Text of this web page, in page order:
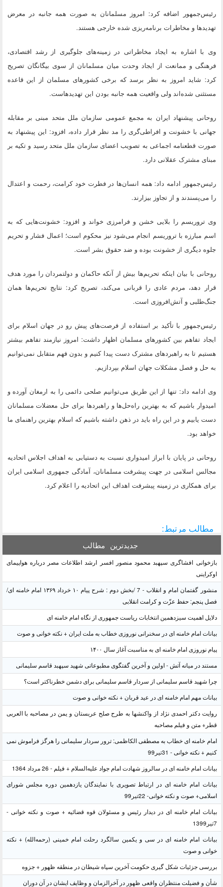
رئیس‌جمهور اضافه کرد: امروز مسلمانان به صورت همه جانبه در معرض
تهدیدها و مخاطرات برنامه‌ریزی شده خارجی هستند.
وی با اشاره به ایجاد مخاطراتی در زمینه‌های جلوگیری از رشد اقتصادی،
فرهنگی و ممانعت از ایجاد وحدت میان مسلمانان از سوی بیگانگان تصریح
کرد: شاید امروز به نظر برسد که برخی کشورهای مسلمان از این قاعده
مستثنی شده‌اند ولی واقعیت همه جانبه بودن این تهدیدهاست.
روحانی پیشنهاد ایران به مجمع عمومی سازمان ملل متحد مبنی بر مقابله
جهانی با خشونت و افراطی‌گری را مد نظر قرار داده، افزود: این پیشنهاد به
صورت قطعنامه اجماعی به تصویب اعضای سازمان ملل متحد رسید و تکیه بر
مبنای مشترک عقلانی دارد.
رئیس‌جمهور ادامه داد: همه انسان‌ها در فطرت خود کرامت، رحمت و اعتدال
را می‌پسندند و از تجاوز بیزارند.
وی تروریسم را بلایی خشن و فرامرزی خواند و افزود: خشونت‌هایی که به
اسم مبارزه با تروریسم انجام می‌شود نیز محکوم است؛ اعمال فشار و تحریم
جلوه دیگری از خشونت بوده و ضد حقوق بشر است.
روحانی با بیان اینکه تحریم‌ها بیش از آنکه حاکمان و دولتمردان را مورد هدف
قرار دهد، مردم عادی را قربانی می‌کند، تصریح کرد: نتایج تحریم‌ها همان
جنگ‌طلبی و آتش‌افروزی است.
رئیس‌جمهور با تأکید بر استفاده از فرصت‌های پیش رو در جهان اسلام برای
ایجاد تفاهم بین کشورهای مسلمان اظهار داشت: امروز نیازمند تفاهم بیشتر
هستیم تا به راهبردهای مشترک دست پیدا کنیم و بدون فهم متقابل نمی‌توانیم
به حل و فصل مشکلات جهان اسلام بپردازیم.
وی ادامه داد: تنها از این طریق می‌توانیم صلحی دائمی را به ارمغان آورده و
امیدوار باشیم که به بهترین راه‌حل‌ها و راهبردها برای حل معضلات مسلمانان
دست یابیم و در این راه باید در ذهن داشته باشیم که اسلام بهترین راهنمای ما
خواهد بود.
روحانی در پایان با ابراز امیدواری نسبت به دستیابی به اهداف اجلاس اتحادیه
مجالس اسلامی در جهت پیشرفت مسلمانان، آمادگی جمهوری اسلامی ایران
برای همکاری در زمینه پیشرفت اهداف این اتحادیه را اعلام کرد.
مطالب مرتبط:
جدیدترین مطالب
بازخوانی افشاگری سپهبد محمود منصور افسر ارشد اطلاعات مصر درباره هواپیمای
اوکراینی
منشور گفتمان امام و انقلاب - 7 /بخش دوم : شرح پیام ۱۰ خرداد ۱۳۶۹ امام خامنه ای/
فصل پنجم: حفظ عزّت و کرامت انقلابی
دلایل اهمیت سیزدهمین انتخابات ریاست جمهوری از نگاه امام خامنه ای
بیانات امام خامنه ای در سخنرانی نوروزی خطاب به ملت ایران + نکته خوانی و صوت
پیام نوروزی امام خامنه ای به مناسبت آغاز سال ۱۴۰۰
مستند در میانه آتش - اولین و آخرین گفتگوی مطبوعاتی شهید سپهبد قاسم سلیمانی
چرا شهید قاسم سلیمانی از سردار قاسم سلیمانی برای دشمن خطرناکتر است؟
بیانات مهم امام خامنه ای در عید قربان + نکته خوانی و صوت
روایت دکتر احمدی نژاد از واکنشها به طرح صلح عربستان و یمن در مصاحبه با العربی
قطر+ متن و فیلم مصاحبه
امام خامنه ای خطاب به مصطفی الکاظمی: ترور سردار سلیمانی را هرگز فراموش نمی
کنیم + نکته خوانی - 31تیر99
بیانات امام خامنه ای در سالروز شهادت امام جواد علیه‌السلام + فیلم - 26 مرداد 1364
بیانات امام خامنه ای در ارتباط تصویری با نمایندگان یازدهمین دوره مجلس شورای
اسلامی+ صوت و نکته خوانی- 22تیر99
بیانات امام خامنه ای در دیدار رئیس و مسئولان قوه قضائیه + صوت و نکته خوانی -
7تیر1399
بیانات امام خامنه ای در سی و یکمین سالگرد رحلت امام خمینی (رحمه‌الله) + نکته
خوانی و صوت
بررسی جزئیات شکل گیری حکومت آخرین سپاه شیطان در منطقه ظهور + جزوه
شأن و فضیلت منتظران واقعی ظهور در آخرالزمان و وظایف ایشان در آن دوران